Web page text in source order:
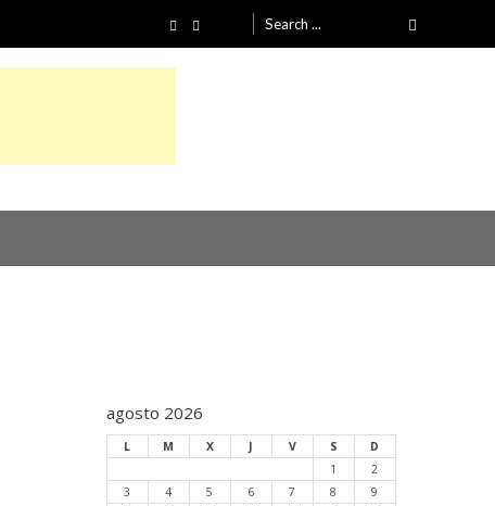
Search for:
agosto 2026
L M X J V S
D
1
2
3
4 5 6 7 8
9